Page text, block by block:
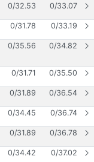
0/32.53 0/33.07
0/31.78 0/33.19
0/35.56 0/34.82
0/31.71 0/35.50
0/31.89 0/36.54
0/34.45 0/36.74
0/31.89 0/36.78
0/34.42 0/37.02